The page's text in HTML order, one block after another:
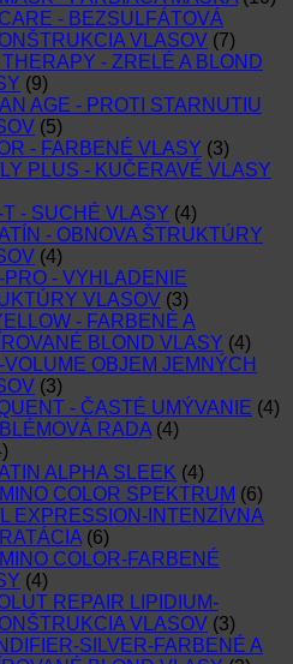
- BEZSULFÁTOVÁ
VLASOV (7)
- ZRELÉ A BLOND
(9)
AGE - PROTI STARNUTIU
(5)
- FARBENÉ VLASY (3)
PLUS - KUČERAVÉ VLASY
T - SUCHÉ VLASY (4)
- OBNOVA ŠTRUKTÚRY
(4)
PRO - VYHLADENIE
VLASOV (3)
- FARBENÉ A
BLOND VLASY (4)
VOLUME OBJEM JEMNÝCH
(3)
- ČASTÉ UMÝVANIE (4)
RADA (4)
ALPHA SLEEK (4)
COLOR SPEKTRUM (6)
EXPRESSION-INTENZÍVNA
(6)
COLOR-FARBENÉ
(4)
REPAIR LIPIDIUM-
VLASOV (3)
SILVER-FARBENÉ A